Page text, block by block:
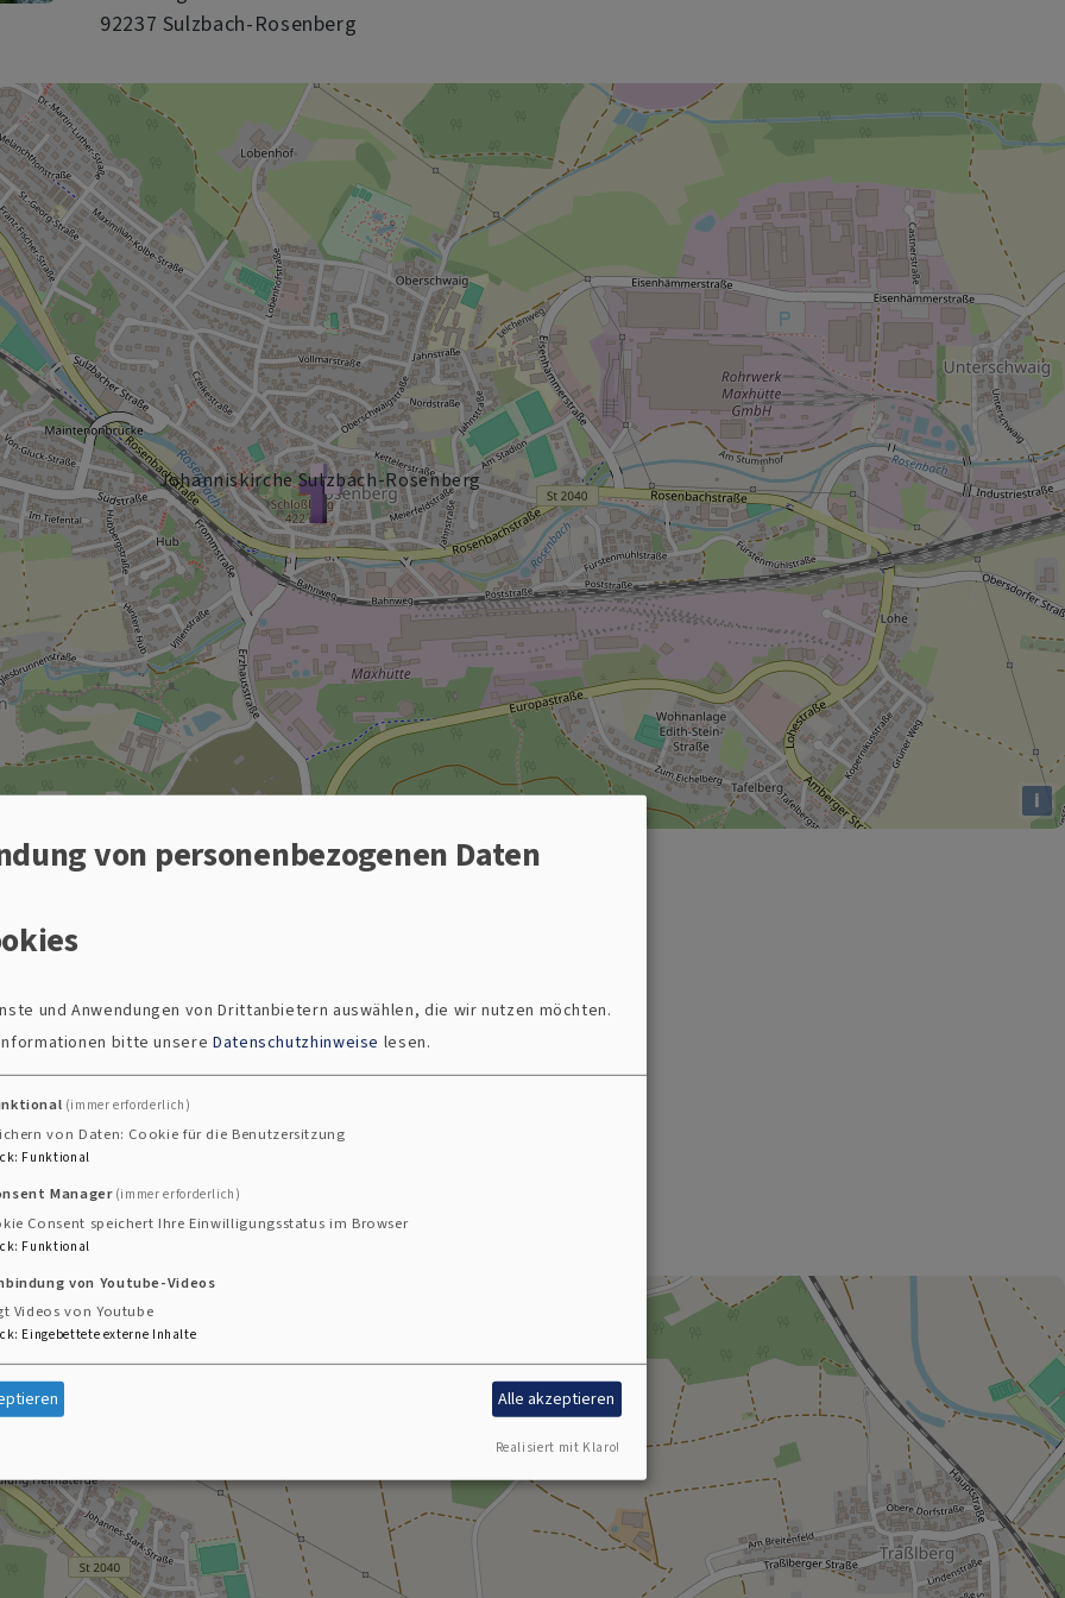
92237 Sulzbach-Rosenberg
Johanniskirche Sulzbach-Rosenberg
i
von personenbezogenen Daten
und Anwendungen von Drittanbietern auswählen, die wir nutzen möchten.
bitte unsere Datenschutzhinweise lesen.
(immer erforderlich)
von Daten: Cookie für die Benutzersitzung
: Funktional
Manager (immer erforderlich)
Consent speichert Ihre Einwilligungsstatus im Browser
: Funktional
von Youtube-Videos
Videos von Youtube
: Eingebettete externe Inhalte
Alle akzeptieren
Realisiert mit Klaro!